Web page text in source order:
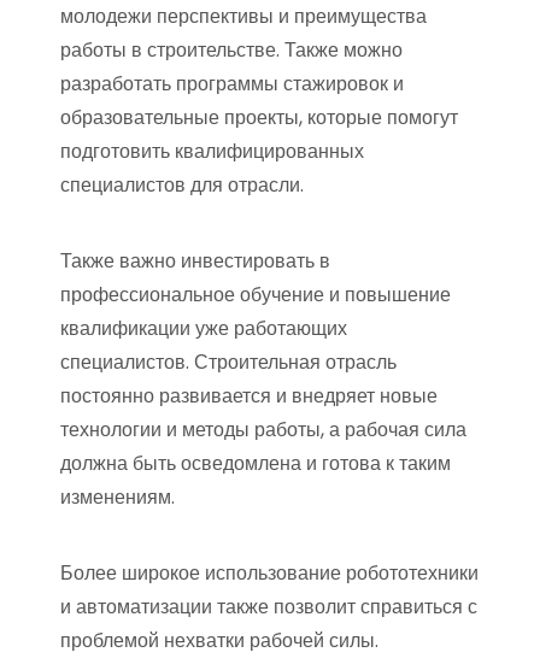
молодежи перспективы и преимущества
работы в строительстве. Также можно
разработать программы стажировок и
образовательные проекты, которые помогут
подготовить квалифицированных
специалистов для отрасли.
Также важно инвестировать в
профессиональное обучение и повышение
квалификации уже работающих
специалистов. Строительная отрасль
постоянно развивается и внедряет новые
технологии и методы работы, а рабочая сила
должна быть осведомлена и готова к таким
изменениям.
Более широкое использование робототехники
и автоматизации также позволит справиться с
проблемой нехватки рабочей силы.